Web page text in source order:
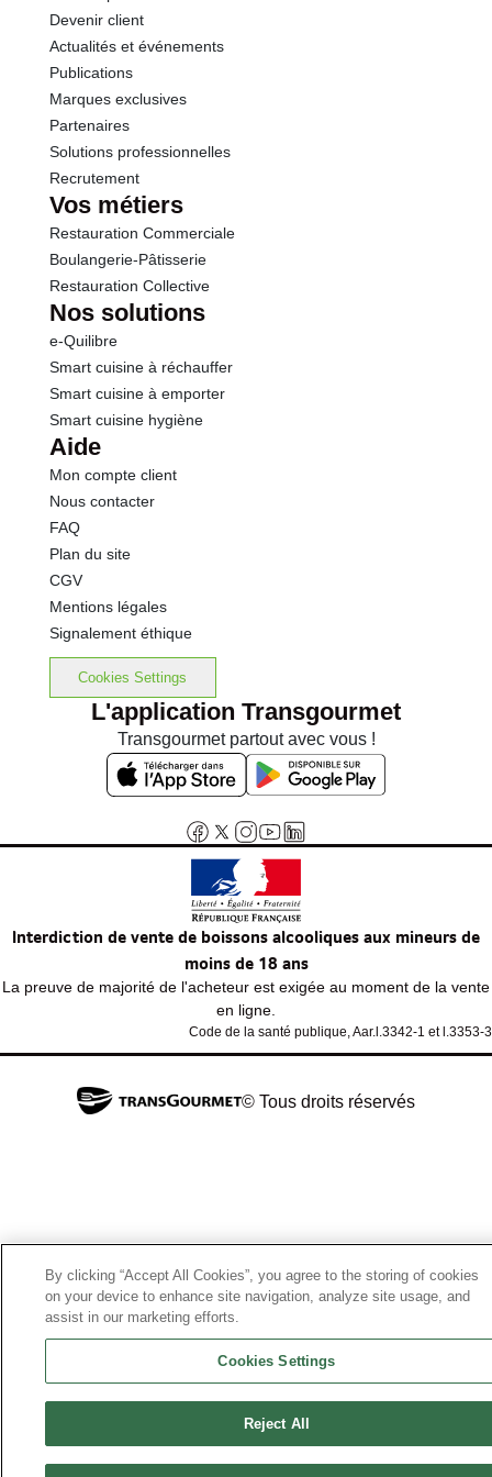
Devenir client
Actualités et événements
Publications
Marques exclusives
Partenaires
Solutions professionnelles
Recrutement
Vos métiers
Restauration Commerciale
Boulangerie-Pâtisserie
Restauration Collective
Nos solutions
e-Quilibre
Smart cuisine à réchauffer
Smart cuisine à emporter
Smart cuisine hygiène
Aide
Mon compte client
Nous contacter
FAQ
Plan du site
CGV
Mentions légales
Signalement éthique
Cookies Settings
L'application Transgourmet
Transgourmet partout avec vous !
Interdiction de vente de boissons alcooliques aux mineurs de
moins de 18 ans
La preuve de majorité de l'acheteur est exigée au moment de la vente
en ligne.
Code de la santé publique, Aar.l.3342-1 et l.3353-3
© Tous droits réservés
By clicking “Accept All Cookies”, you agree to the storing of cookies
on your device to enhance site navigation, analyze site usage, and
assist in our marketing efforts.
Cookies Settings
Reject All